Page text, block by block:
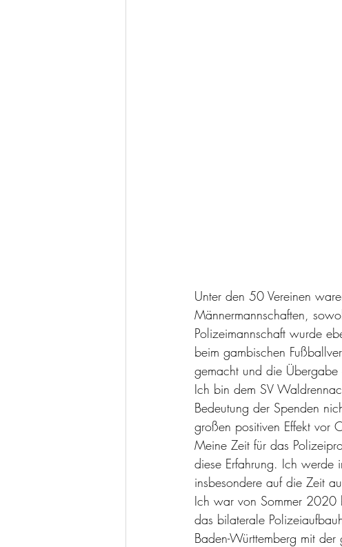
Unter den 50 Vereinen
Männermannschaften,
Polizeimannschaft wurde
beim gambischen
gemacht und die Übergabe
Ich bin dem SV
Bedeutung der Spenden
großen positiven Effekt vor
Meine Zeit für das
diese Erfahrung. Ich werde
insbesondere auf die Zeit
Ich war von Sommer 2020
das bilaterale
Baden-Württemberg mit